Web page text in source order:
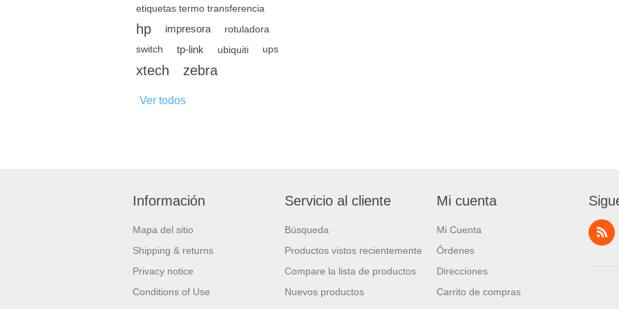
etiquetas termo transferencia
hp impresora rotuladora
switch tp-link ubiquiti ups
xtech zebra
Ver todos
Información
Mapa del sitio
Shipping & returns
Privacy notice
Conditions of Use
Servicio al cliente
Búsqueda
Productos vistos recientemente
Compare la lista de productos
Nuevos productos
Mi cuenta
Mi Cuenta
Órdenes
Direcciones
Carrito de compras